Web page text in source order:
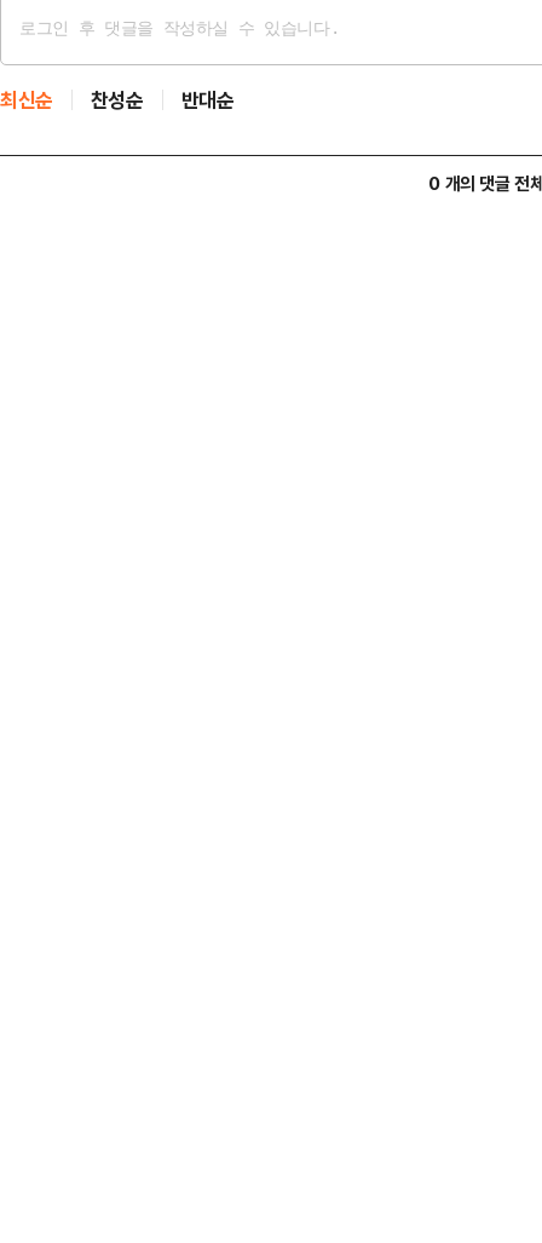
최신순 찬성순 반대순
0 개의 댓글 전